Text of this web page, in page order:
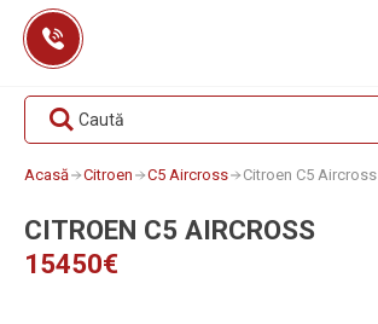
Skip
content
Caută
Acasă Citroen C5 Aircross Citroen C5 Aircross
CITROEN C5 AIRCROSS
15450€